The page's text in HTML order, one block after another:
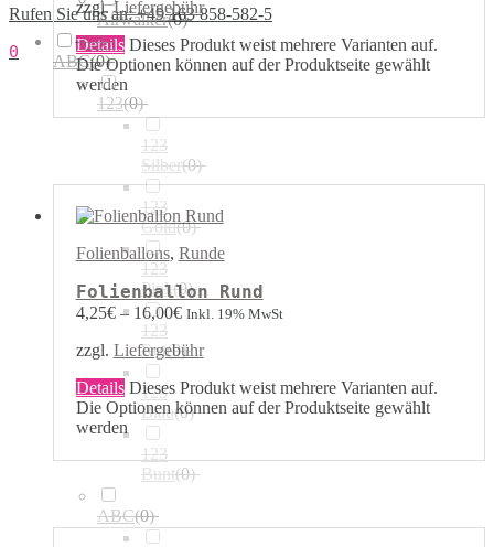
Rufen Sie uns an: +49 163 858-582-5
0
zzgl.Liefergebühr
Details Dieses Produkt weist mehrere Varianten auf.
Die Optionen können auf der Produktseite gewählt
werden
Folienballons, Runde
Folienballon Rund
4,25€– 16,00€ Inkl. 19% MwSt
zzgl. Liefergebühr
Details Dieses Produkt weist mehrere Varianten auf.
Die Optionen können auf der Produktseite gewählt
werden
Airwalker(0)
123 /
ABC(0)
123(0)
123
Silber(0)
123
Gold(0)
123
Pink(0)
123
Rot(0)
123
Blau(0)
123
Bunt(0)
ABC(0)